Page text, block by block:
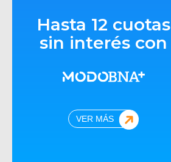
Hasta 12 cuotas
sin interés con
VER MÁS